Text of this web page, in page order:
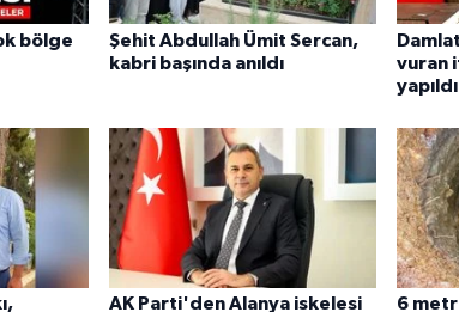
bölge
Şehit Abdullah Ümit Sercan,
kabri başında anıldı
vuran
yapıldı
AK Parti'den Alanya iskelesi
6